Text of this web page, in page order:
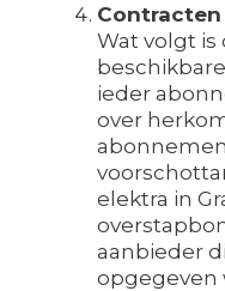
Wat volgt
ieder
over
elektra in
aanbieder
opgegeven